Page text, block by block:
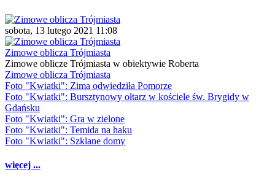
sobota, 13 lutego 2021 11:08
Zimowe oblicza Trójmiasta
Zimowe oblicze Trójmiasta w obiektywie Roberta
Zimowe oblicza Trójmiasta
Foto "Kwiatki": Zima odwiedziła Pomorze
Foto "Kwiatki": Bursztynowy ołtarz w kościele św. Brygidy w
Gdańsku
Foto "Kwiatki": Gra w zielone
Foto "Kwiatki": Temida na haku
Foto "Kwiatki": Szklane domy
więcej ...